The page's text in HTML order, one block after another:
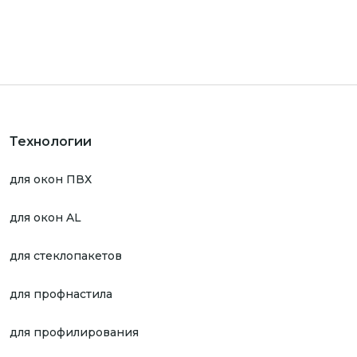
Технологии
для окон ПВХ
для окон AL
для стеклопакетов
для профнастила
для профилирования